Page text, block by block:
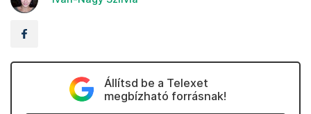
Állítsd be a Telexet
megbízható forrásnak!